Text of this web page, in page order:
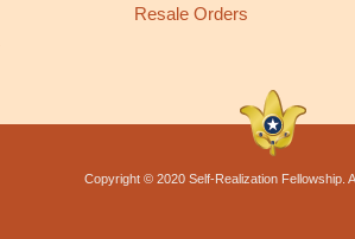
Resale Orders
Copyright © 2020 Self-Realization Fellowship.